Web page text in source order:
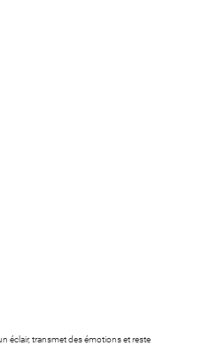
éclair, transmet des émotions et reste